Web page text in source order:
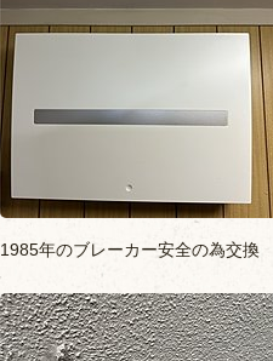
1985年のブレーカー安全の為交換